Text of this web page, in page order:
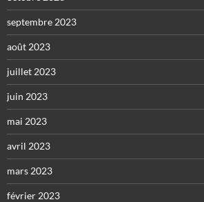
septembre 2023
août 2023
juillet 2023
juin 2023
mai 2023
avril 2023
mars 2023
février 2023